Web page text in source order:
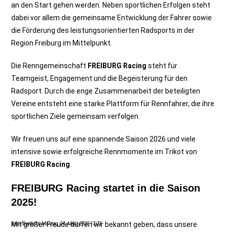
an den Start gehen werden. Neben sportlichen Erfolgen steht
dabei vor allem die gemeinsame Entwicklung der Fahrer sowie
die Förderung des leistungsorientierten Radsports in der
Region Freiburg im Mittelpunkt.
Die Renngemeinschaft FREIBURG Racing steht für
Teamgeist, Engagement und die Begeisterung für den
Radsport. Durch die enge Zusammenarbeit der beteiligten
Vereine entsteht eine starke Plattform für Rennfahrer, die ihre
sportlichen Ziele gemeinsam verfolgen.
Wir freuen uns auf eine spannende Saison 2026 und viele
intensive sowie erfolgreiche Rennmomente im Trikot von
FREIBURG Racing
FREIBURG Racing startet in die Saison
2025!
Veröffentlicht: Montag, 24. März 2025 13:23
Mit großer Freude dürfen wir bekannt geben, dass unsere